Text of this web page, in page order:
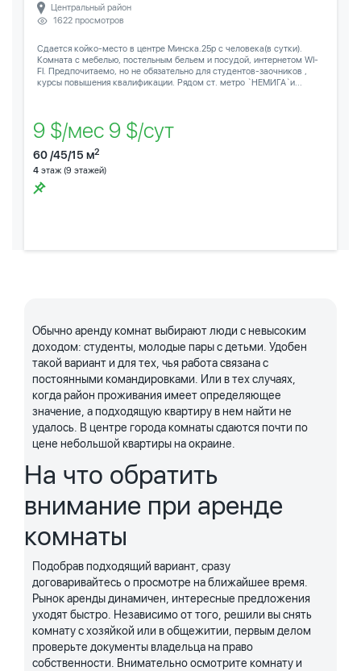
Центральный район
1622 просмотров
Сдается койко-место в центре Минска.25р с человека(в сутки).
Комната с мебелью, постельным бельем и посудой, интернетом WI-
FI. Предпочитаемо, но не обязательно для студентов-заочников ,
курсы повышения квалификации. Рядом ст. метро `НЕМИГА`и...
9 $/мес 9 $/сут
60 /45/15 м2
4 этаж (9 этажей)
Обычно аренду комнат выбирают люди с невысоким
доходом: студенты, молодые пары с детьми. Удобен
такой вариант и для тех, чья работа связана с
постоянными командировками. Или в тех случаях,
когда район проживания имеет определяющее
значение, а подходящую квартиру в нем найти не
удалось. В центре города комнаты сдаются почти по
цене небольшой квартиры на окраине.
На что обратить
внимание при аренде
комнаты
Подобрав подходящий вариант, сразу
договаривайтесь о просмотре на ближайшее время.
Рынок аренды динамичен, интересные предложения
уходят быстро. Независимо от того, решили вы снять
комнату с хозяйкой или в общежитии, первым делом
проверьте документы владельца на право
собственности. Внимательно осмотрите комнату и